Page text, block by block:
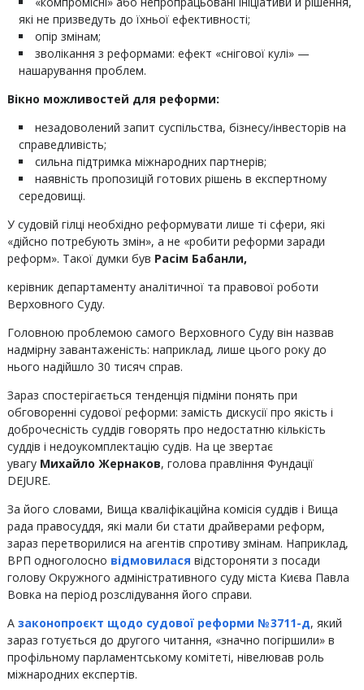
які не призведуть до їхньої ефективності;
опір змінам;
зволікання з реформами: ефект «снігової кулі» —
нашарування проблем.
Вікно можливостей для реформи:
незадоволений запит суспільства, бізнесу/інвесторів на
справедливість;
сильна підтримка міжнародних партнерів;
наявність пропозицій готових рішень в експертному
середовищі.
У судовій гілці необхідно реформувати лише ті сфери, які
«дійсно потребують змін», а не «робити реформи заради
реформ». Такої думки був Расім Бабанли,
керівник департаменту аналітичної та правової роботи
Верховного Суду.
Головною проблемою самого Верховного Суду він назвав
надмірну завантаженість: наприклад, лише цього року до
нього надійшло 30 тисяч справ.
Зараз спостерігається тенденція підміни понять при
обговоренні судової реформи: замість дискусії про якість і
доброчесність суддів говорять про недостатню кількість
суддів і недоукомплектацію судів. На це звертає
увагу Михайло Жернаков, голова правління Фундації
DEJURE.
За його словами, Вища кваліфікаційна комісія суддів і Вища
рада правосуддя, які мали би стати драйверами реформ,
зараз перетворилися на агентів спротиву змінам. Наприклад,
ВРП одноголосно відмовилася відстороняти з посади
голову Окружного адміністративного суду міста Києва Павла
Вовка на період розслідування його справи.
А законопроєкт щодо судової реформи № 3711-д, який
зараз готується до другого читання, «значно погіршили» в
профільному парламентському комітеті, нівелював роль
міжнародних експертів.